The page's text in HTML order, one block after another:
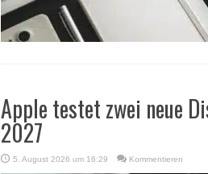
Apple testet zwei neue
2027
5. August 2026 um 16:29 Kommentieren